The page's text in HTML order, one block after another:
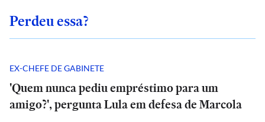
Perdeu essa?
EX-CHEFE DE GABINETE
'Quem nunca pediu empréstimo para um
amigo?', pergunta Lula em defesa de Marcola